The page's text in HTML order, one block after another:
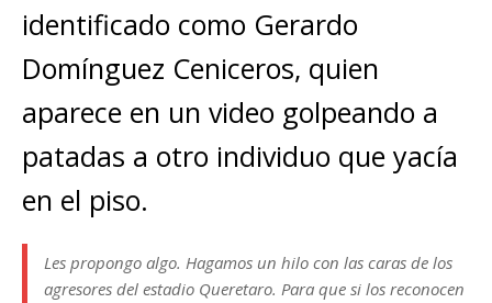
identificado como Gerardo
Domínguez Ceniceros, quien
aparece en un video golpeando a
patadas a otro individuo que yacía
en el piso.
Les propongo algo. Hagamos un hilo con las caras de los
agresores del estadio Queretaro. Para que si los reconocen